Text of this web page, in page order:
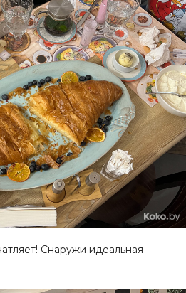
Снаружи идеальная